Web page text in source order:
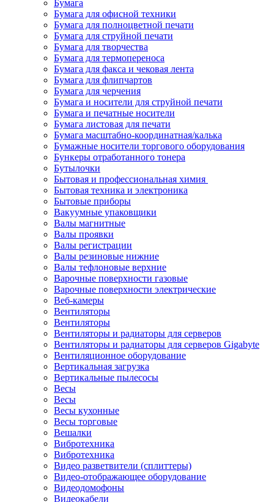
Бумага
Бумага для офисной техники
Бумага для полноцветной печати
Бумага для струйной печати
Бумага для творчества
Бумага для термопереноса
Бумага для факса и чековая лента
Бумага для флипчартов
Бумага для черчения
Бумага и носители для струйной печати
Бумага и печатные носители
Бумага листовая для печати
Бумага масштабно-координатная/калька
Бумажные носители торгового оборудования
Бункеры отработанного тонера
Бутылочки
Бытовая и профессиональная химия
Бытовая техника и электроника
Бытовые приборы
Вакуумные упаковщики
Валы магнитные
Валы проявки
Валы регистрации
Валы резиновые нижние
Валы тефлоновые верхние
Варочные поверхности газовые
Варочные поверхности электрические
Веб-камеры
Вентиляторы
Вентиляторы
Вентиляторы и радиаторы для серверов
Вентиляторы и радиаторы для серверов Gigabyte
Вентиляционное оборудование
Вертикальная загрузка
Вертикальные пылесосы
Весы
Весы
Весы кухонные
Весы торговые
Вешалки
Вибротехника
Вибротехника
Видео разветвители (сплиттеры)
Видео-отображающее оборудование
Видеодомофоны
Видеокабели